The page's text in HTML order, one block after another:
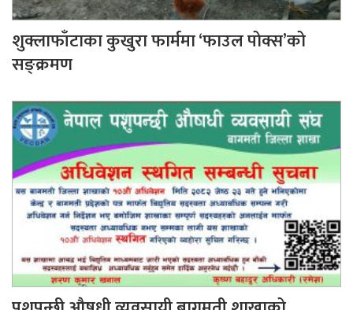
शुक्लाफाँटाका कुखुरा फार्ममा ‘फाउल पोक्स’को
सङ्क्रमण